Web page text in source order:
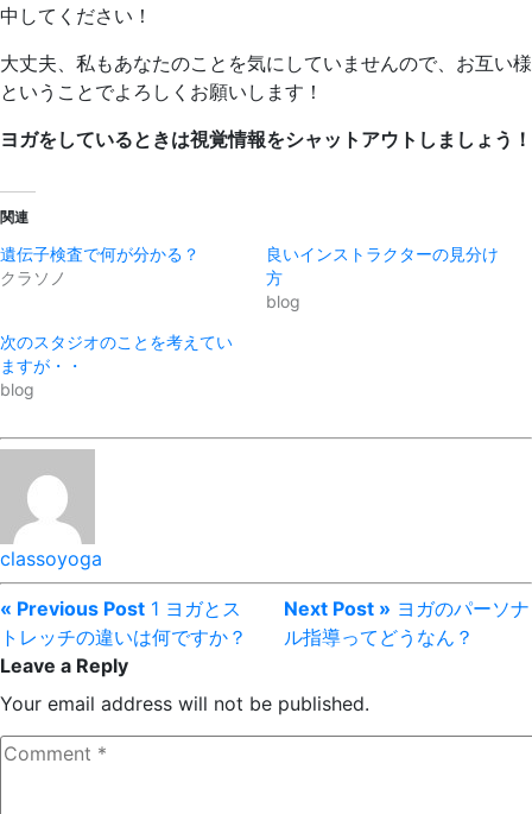
中してください！
大丈夫、私もあなたのことを気にしていませんので、お互い様
ということでよろしくお願いします！
ヨガをしているときは視覚情報をシャットアウトしましょう！
関連
遺伝子検査で何が分かる？
クラソノ
良いインストラクターの見分け
方
blog
次のスタジオのことを考えてい
ますが・・
blog
classoyoga
« Previous Post 1 ヨガとス
トレッチの違いは何ですか？
Next Post » ヨガのパーソナ
ル指導ってどうなん？
Leave a Reply
Your email address will not be published.